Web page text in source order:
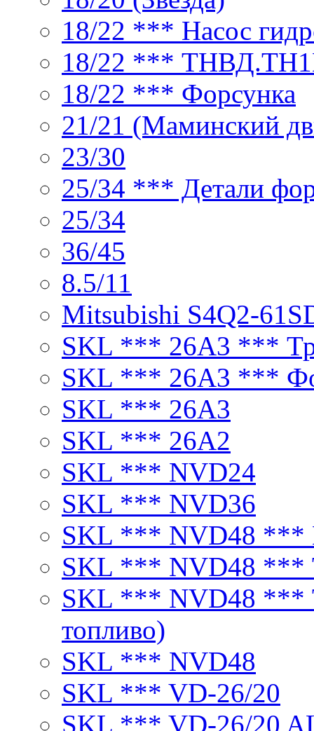
18/22 *** Насос
18/22 ***
18/22 *** Форсунка
21/21 (Маминский
23/30
25/34 *** Детали
25/34
36/45
8.5/11
Mitsubishi S4Q2-
SKL *** 26A3 ***
SKL *** 26A3 ***
SKL *** 26A3
SKL *** 26А2
SKL *** NVD24
SKL *** NVD36
SKL *** NVD48 ***
SKL *** NVD48 ***
SKL *** NVD48 ***
топливо)
SKL *** NVD48
SKL *** VD-26/20
SKL *** VD-26/20